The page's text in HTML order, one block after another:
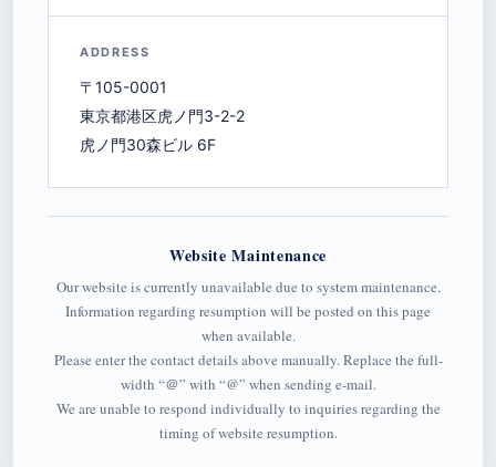
ADDRESS
〒105-0001
東京都港区虎ノ門3-2-2
虎ノ門30森ビル 6F
Website Maintenance
Our website is currently unavailable due to system maintenance.
Information regarding resumption will be posted on this page
when available.
Please enter the contact details above manually. Replace the full-
width “＠” with “@” when sending e-mail.
We are unable to respond individually to inquiries regarding the
timing of website resumption.